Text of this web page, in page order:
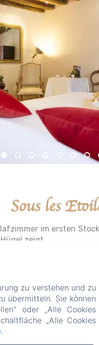
Sous les
im ersten
zeigt.
Bett (180x200cm), das
(90x200cm)
BUCHEN
zu verstehen und zu
übermitteln. Sie können
oder „Alle Cookies
„Alle Cookies
.